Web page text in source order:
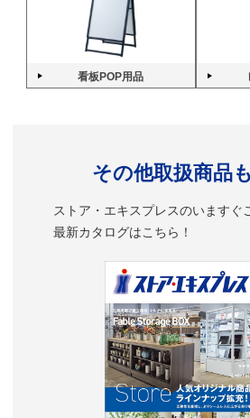
看板POP用品
その他取扱商品
ストア・エキスプレスのいますぐ
最新カタログはこちら！